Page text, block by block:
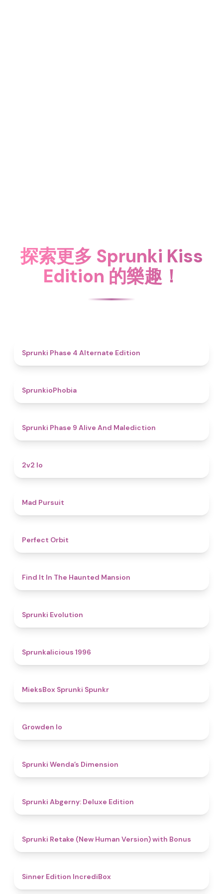
探索更多 Sprunki Kiss
Edition 的樂趣！
Sprunki Phase 4 Alternate Edition
SprunkioPhobia
Sprunki Phase 9 Alive And Malediction
2v2 Io
Mad Pursuit
Perfect Orbit
Find It In The Haunted Mansion
Sprunki Evolution
Sprunkalicious 1996
MieksBox Sprunki Spunkr
Growden Io
Sprunki Wenda’s Dimension
Sprunki Abgerny: Deluxe Edition
4.5
Sprunki Retake (New Human Version) with Bonus
Sinner Edition IncrediBox